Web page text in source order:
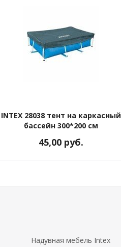
INTEX 28038 тент на каркасный
бассейн 300*200 см
45,00 руб.
Надувная мебель Intex